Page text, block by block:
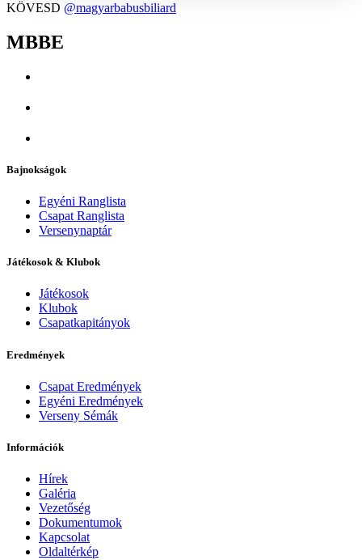
KÖVESD @magyarbabusbiliard
MBBE
Bajnokságok
Egyéni Ranglista
Csapat Ranglista
Versenynaptár
Játékosok & Klubok
Játékosok
Klubok
Csapatkapitányok
Eredmények
Csapat Eredmények
Egyéni Eredmények
Verseny Sémák
Információk
Hírek
Galéria
Vezetőség
Dokumentumok
Kapcsolat
Oldaltérkép